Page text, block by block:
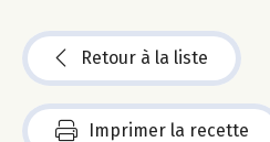
Retour à la liste
Imprimer la recette